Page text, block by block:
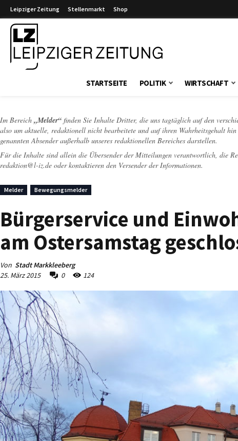
Leipziger Zeitung Stellenmarkt Shop
STARTSEITE POLITIK WIRTSCHAFT
Im Bereich „Melder“ finden Sie Inhalte Dritter, die uns tagtäglich auf den
also um aktuelle, redaktionell nicht bearbeitete und auf ihren Wahrheitsgehalt
genannten Absender außerhalb unseres redaktionellen Bereiches darstellen.
Für die Inhalte sind allein die Übersender der Mitteilungen verantwortlich, die
redaktion@l-iz.de oder kontaktieren den Versender der Informationen.
Melder Bewegungsmelder
Bürgerservice und
am Ostersamstag
Von Stadt Markkleeberg
25. März 2015
0 124